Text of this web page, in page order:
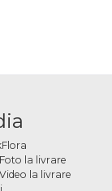
la livrare
la livrare